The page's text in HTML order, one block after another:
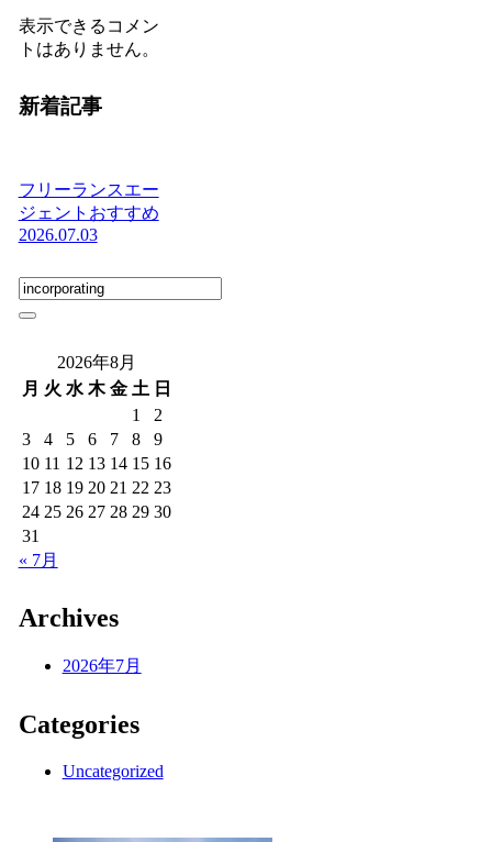
表示できるコメン
トはありません。
新着記事
フリーランスエー
ジェントおすすめ
2026.07.03
2026年8月
月 火 水 木 金 土 日
1
2
3
4 5 6 7 8
9
10 11 12 13 14 15 16
17 18 19 20 21 22 23
24 25 26 27 28 29 30
31
« 7月
Archives
2026年7月
Categories
Uncategorized